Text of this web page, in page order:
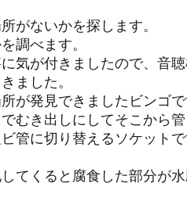
がないかを探します。
調べます。
気が付きましたので、音
ました。
が発見できましたビンゴで
むき出しにしてそこから管
管に切り替えるソケット
てくると腐食した部分が